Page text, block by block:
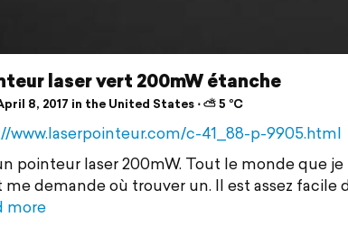
laser vert 200mW étanche
8, 2017 in the United States ⋅ ⛅ 5 °C
www.laserpointeur.com/c-41_88-p-9905.html
pointeur laser 200mW. Tout le monde que
me demande où trouver un. Il est assez facile
more